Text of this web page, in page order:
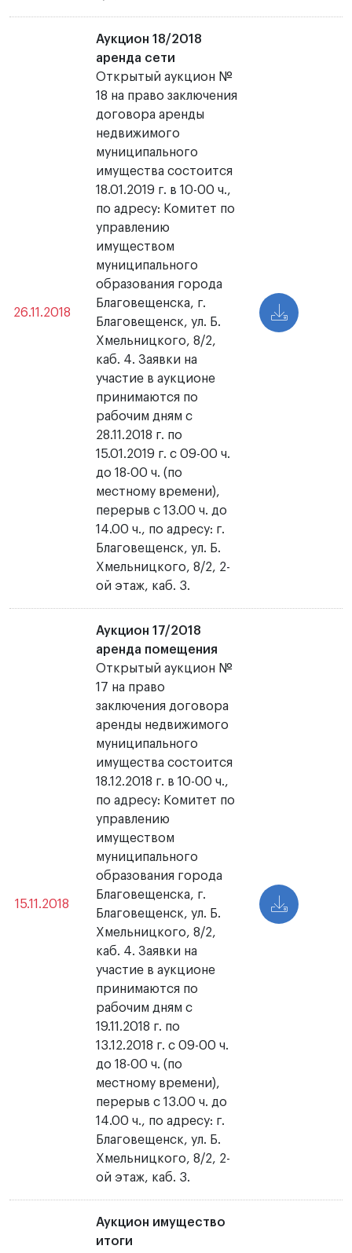
26.11.2018
Аукцион 18/2018
аренда сети
Открытый аукцион №
18 на право заключения
договора аренды
недвижимого
муниципального
имущества состоится
18.01.2019 г. в 10-00 ч.,
по адресу: Комитет по
управлению
имуществом
муниципального
образования города
Благовещенска, г.
Благовещенск, ул. Б.
Хмельницкого, 8/2,
каб. 4. Заявки на
участие в аукционе
принимаются по
рабочим дням с
28.11.2018 г. по
15.01.2019 г. с 09-00 ч.
до 18-00 ч. (по
местному времени),
перерыв с 13.00 ч. до
14.00 ч., по адресу: г.
Благовещенск, ул. Б.
Хмельницкого, 8/2, 2-
ой этаж, каб. 3.
15.11.2018
Аукцион 17/2018
аренда помещения
Открытый аукцион №
17 на право
заключения договора
аренды недвижимого
муниципального
имущества состоится
18.12.2018 г. в 10-00 ч.,
по адресу: Комитет по
управлению
имуществом
муниципального
образования города
Благовещенска, г.
Благовещенск, ул. Б.
Хмельницкого, 8/2,
каб. 4. Заявки на
участие в аукционе
принимаются по
рабочим дням с
19.11.2018 г. по
13.12.2018 г. с 09-00 ч.
до 18-00 ч. (по
местному времени),
перерыв с 13.00 ч. до
14.00 ч., по адресу: г.
Благовещенск, ул. Б.
Хмельницкого, 8/2, 2-
ой этаж, каб. 3.
Аукцион имущество
итоги